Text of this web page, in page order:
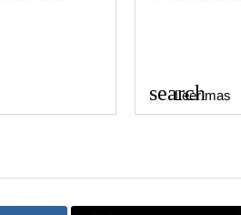
search
Leer mas